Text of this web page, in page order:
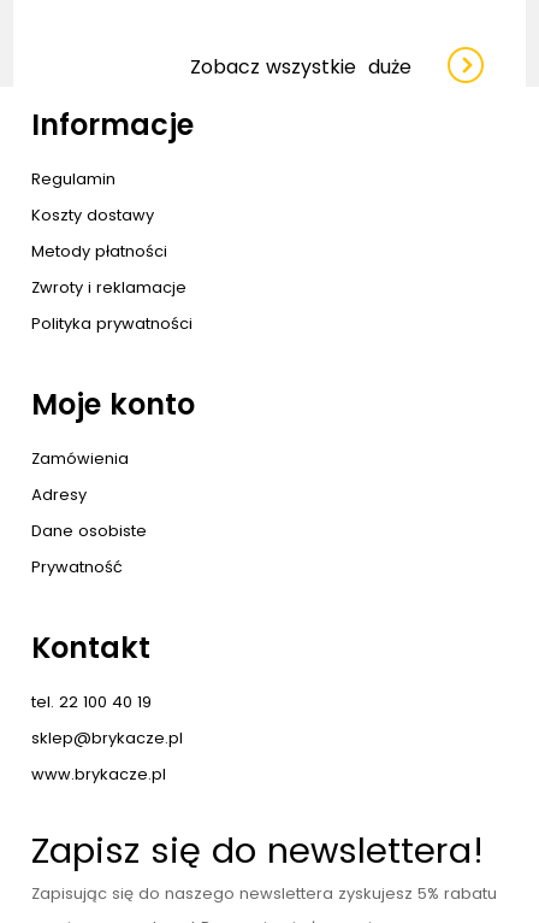
Zobacz wszystkie duże
Informacje
Regulamin
Koszty dostawy
Metody płatności
Zwroty i reklamacje
Polityka prywatności
Moje konto
Zamówienia
Adresy
Dane osobiste
Prywatność
Kontakt
tel. 22 100 40 19
sklep@brykacze.pl
www.brykacze.pl
Zapisz się do newslettera!
Zapisując się do naszego newslettera zyskujesz 5% rabatu